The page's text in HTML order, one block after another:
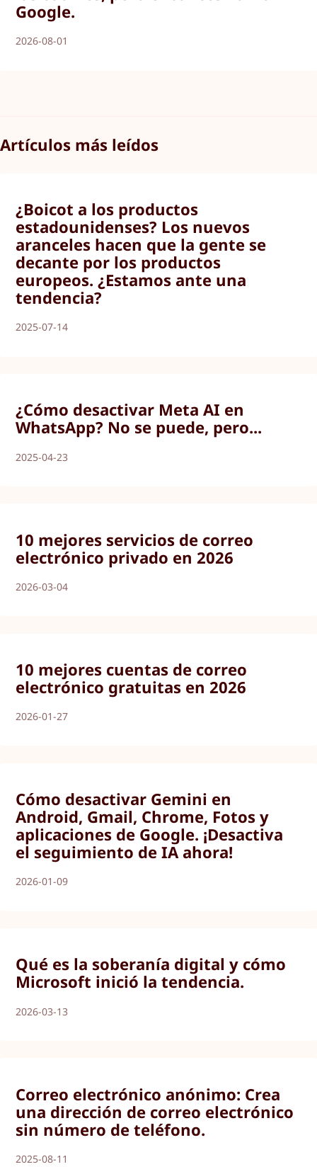
Google.
2026-08-01
Artículos más leídos
¿Boicot a los productos
estadounidenses? Los nuevos
aranceles hacen que la gente se
decante por los productos
europeos. ¿Estamos ante una
tendencia?
2025-07-14
¿Cómo desactivar Meta AI en
WhatsApp? No se puede, pero...
2025-04-23
10 mejores servicios de correo
electrónico privado en 2026
2026-03-04
10 mejores cuentas de correo
electrónico gratuitas en 2026
2026-01-27
Cómo desactivar Gemini en
Android, Gmail, Chrome, Fotos y
aplicaciones de Google. ¡Desactiva
el seguimiento de IA ahora!
2026-01-09
Qué es la soberanía digital y cómo
Microsoft inició la tendencia.
2026-03-13
Correo electrónico anónimo: Crea
una dirección de correo electrónico
sin número de teléfono.
2025-08-11